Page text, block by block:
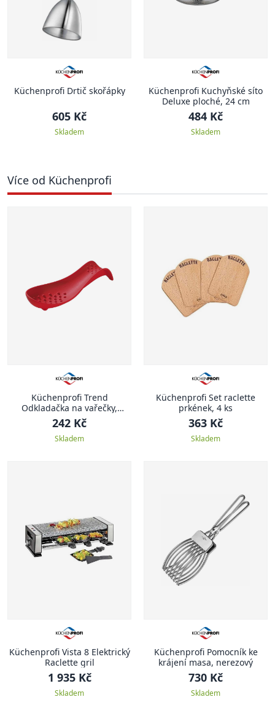
Küchenprofi Drtič skořápky
605 Kč
Skladem
Küchenprofi Kuchyňské síto
Deluxe ploché, 24 cm
484 Kč
Skladem
Více od Küchenprofi
Küchenprofi Trend
Odkladačka na vařečky,
červená
242 Kč
Skladem
Küchenprofi Set raclette
prkének, 4 ks
363 Kč
Skladem
Küchenprofi Vista 8 Elektrický
Raclette gril
1 935 Kč
Skladem
Küchenprofi Pomocník ke
krájení masa, nerezový
730 Kč
Skladem